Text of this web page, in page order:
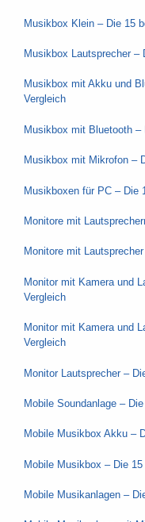
Musikbox Klein – Die 15
Musikbox Lautsprecher –
Musikbox mit Akku und
Vergleich
Musikbox mit Bluetooth
Musikbox mit Mikrofon –
Musikboxen für PC – Die
Monitore mit
Monitore mit
Monitor mit Kamera und
Vergleich
Monitor mit Kamera und
Vergleich
Monitor Lautsprecher –
Mobile Soundanlage –
Mobile Musikbox Akku –
Mobile Musikbox – Die
Mobile Musikanlagen –